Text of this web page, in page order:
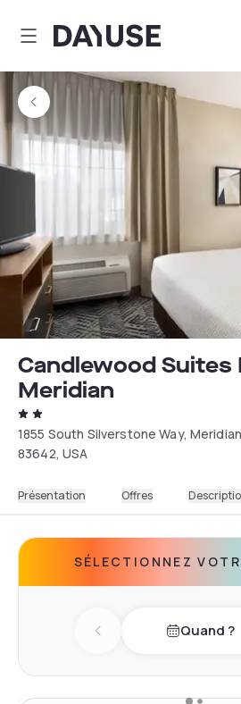
Dayuse
Candlewood Suites
Meridian
1855 South Silverstone Way,
83642, USA
Présentation Offres
SÉLECTIONNEZ
Previous dayQuand ?